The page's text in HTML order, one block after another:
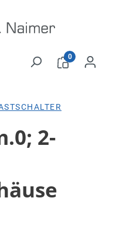
0
2-